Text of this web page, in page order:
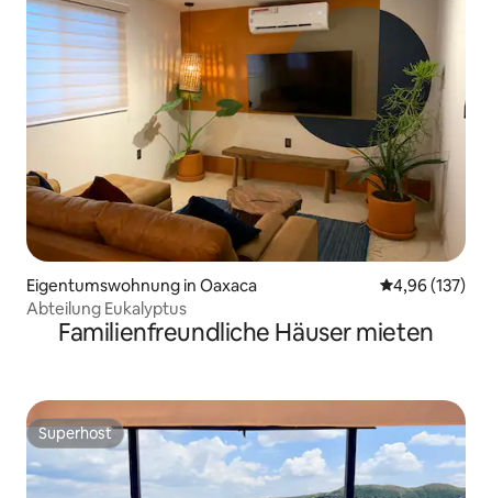
Eigentumswohnung in Oaxaca
4,96 (137)
Abteilung Eukalyptus
Familienfreundliche Häuser mieten
Superhost
Superhost